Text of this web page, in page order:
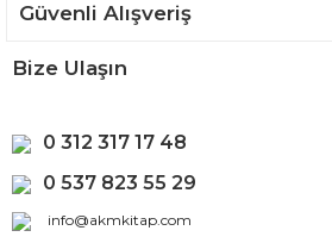
Güvenli Alışveriş
Bize Ulaşın
0 312 317 17 48
0 537 823 55 29
info@akmkitap.com